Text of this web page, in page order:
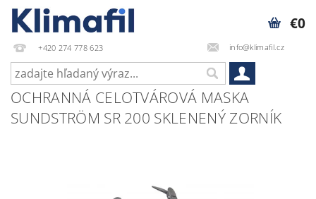
+420 274 778 623 info@klimafil.cz
€0
OCHRANNÁ CELOTVÁROVÁ MASKA
SUNDSTRÖM SR 200 SKLENENÝ ZORNÍK